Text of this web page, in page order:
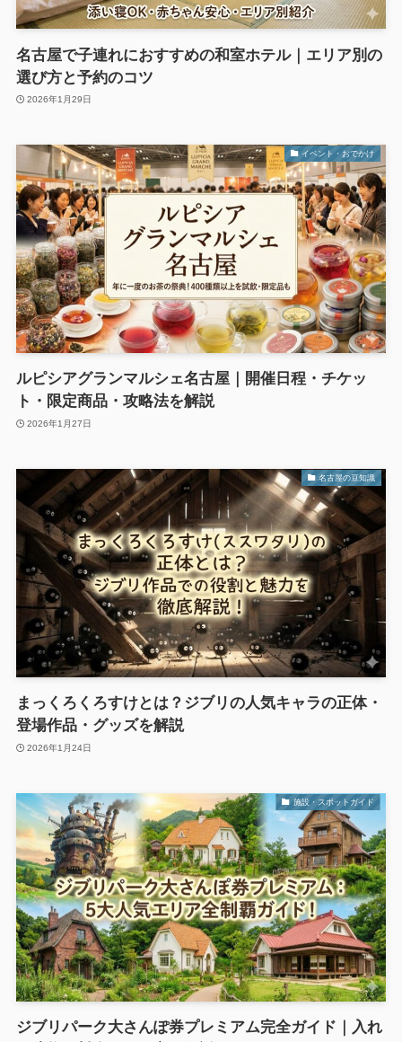
名古屋で子連れにおすすめの和室ホテル｜エリア別の
選び方と予約のコツ
2026年1月29日
イベント・おでかけ
ルピシアグランマルシェ名古屋｜開催日程・チケッ
ト・限定商品・攻略法を解説
2026年1月27日
名古屋の豆知識
まっくろくろすけとは？ジブリの人気キャラの正体・
登場作品・グッズを解説
2026年1月24日
施設・スポットガイド
ジブリパーク大さんぽ券プレミアム完全ガイド｜入れ